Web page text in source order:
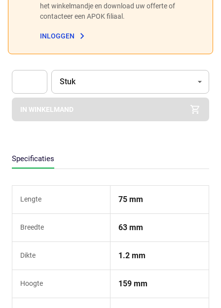
het winkelmandje en download uw offerte of
contacteer een APOK filiaal.
INLOGGEN
Apok.Product.Detail.AddToCart.Quantity (Optioneel)
Eenheid
Stuk
IN WINKELMAND
Specificaties
Lengte 75 mm
Breedte 63 mm
Dikte 1.2 mm
Hoogte 159 mm